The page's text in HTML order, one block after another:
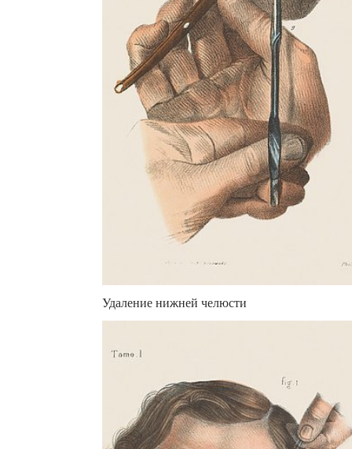
Удаление нижней челюсти